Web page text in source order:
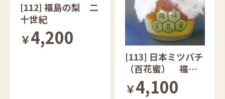
[112] 福島の梨 二
十世紀
￥4,200
[113] 日本ミツバチ
（百花蜜） 福島
￥4,100